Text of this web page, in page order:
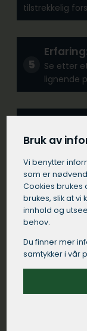
tilstrekkelig
Erfaring:
Se etter
lignende
Velg et
tydelig og
henvendelser.
Sørg for
arbeidet
brukes,
Lokal
Bruk av
Vi benytter
som er
Cookies brukes
brukes, slik at vi
innhold og
behov.
Du finner mer
samtykker i vår